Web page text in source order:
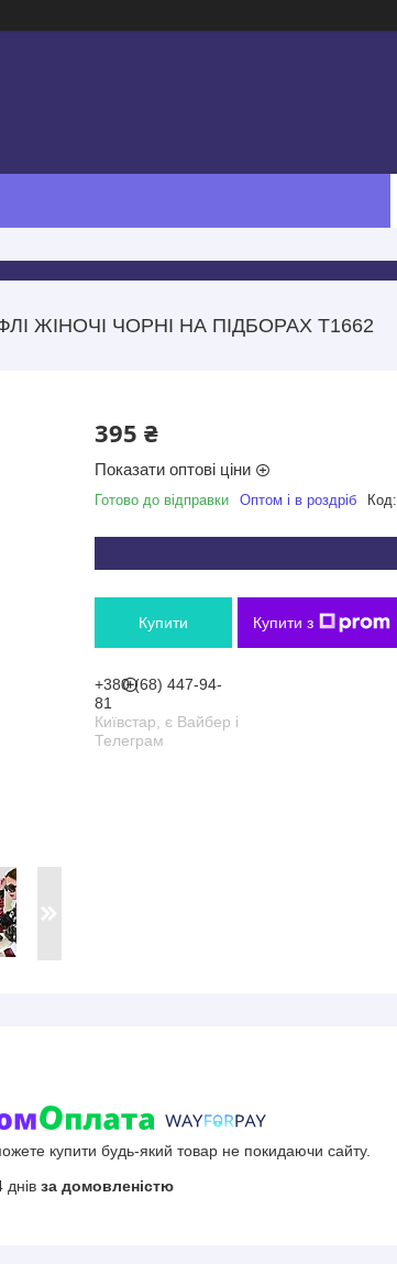
ЖІНОЧІ ЧОРНІ НА ПІДБОРАХ Т1662
395 ₴
Показати оптові ціни
Готово до відправки Оптом і в роздріб Код:
Купити Купити з
+380 (68) 447-94-
81
Київстар, є Вайбер і
Телеграм
купити будь-який товар не покидаючи сайту.
за домовленістю